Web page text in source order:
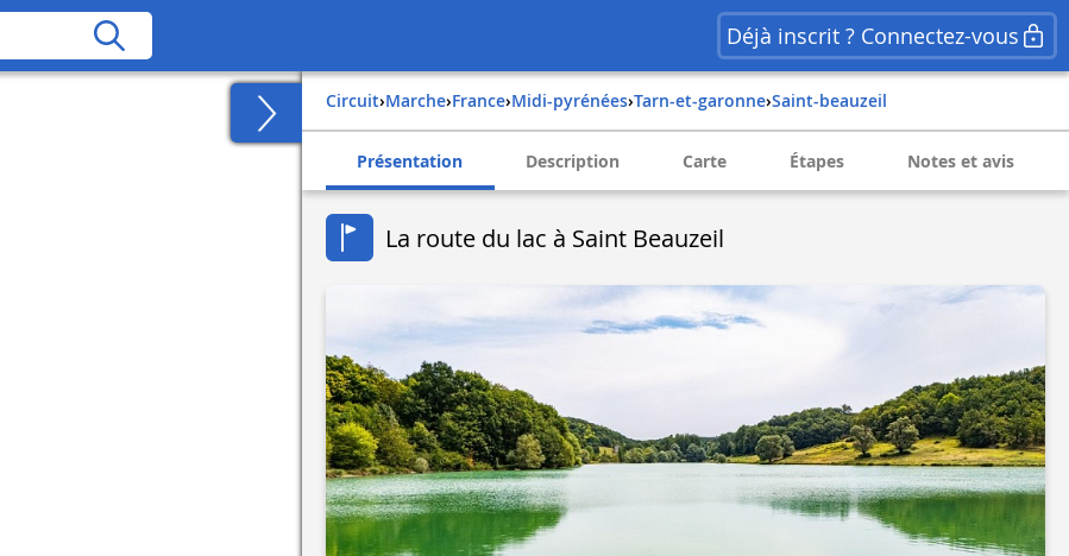
Déjà inscrit ? Connectez-vous
Circuit› Marche› france› midi-pyrénées› tarn-et-garonne› saint-beauzeil
Présentation Description Carte Étapes Notes et avis
La route du lac à Saint Beauzeil